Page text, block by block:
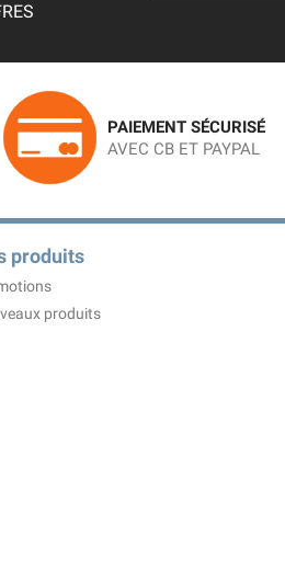
PAIEMENT SÉCURISÉ
AVEC CB ET PAYPAL
produits
produits